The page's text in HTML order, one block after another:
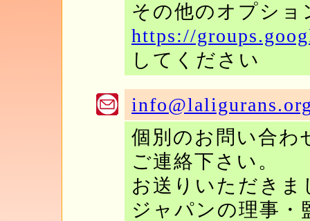
その他のオプシ
https://
してください
個別のお問い合わ
ご連絡下さい。
お送りいただき
ジャパンの理事・